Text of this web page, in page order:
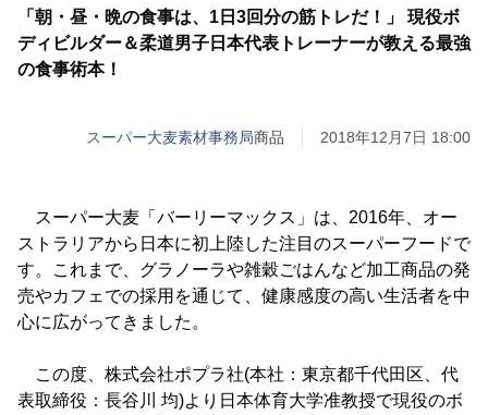
「朝・昼・晩の食事は、1日3回分の筋トレだ！」 現役ボ
ディビルダー＆柔道男子日本代表トレーナーが教える最強
の食事術本！
スーパー大麦素材事務局商品 2018年12月7日 18:00
スーパー大麦「バーリーマックス」は、2016年、オー
ストラリアから日本に初上陸した注目のスーパーフードで
す。これまで、グラノーラや雑穀ごはんなど加工商品の発
売やカフェでの採用を通じて、健康感度の高い生活者を中
心に広がってきました。
この度、株式会社ポプラ社(本社：東京都千代田区、代
表取締役：長谷川 均)より日本体育大学准教授で現役のボ